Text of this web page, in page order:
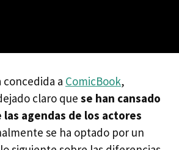
concedida a ComicBook,
claro que se han cansado
las agendas de los actores
se ha optado por un